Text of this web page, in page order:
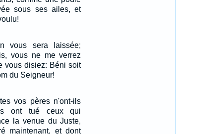
sous ses ailes, et
vous sera laissée;
vous ne me verrez
vous disiez: Béni soit
du Seigneur!
vos pères n'ont-ils
ont tué ceux qui
la venue du Juste,
maintenant, et dont